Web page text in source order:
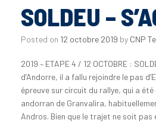
SOLDEU –
Posted on 12 octobre 2019 by CNP
2019 – ETAPE 4 / 12 OCTOBRE :
d’Andorre, il a fallu rejoindre le pas
épreuve sur circuit du rallye, qui a
andorran de Granvalira,
Andros. Bien que le trajet ne soit pas